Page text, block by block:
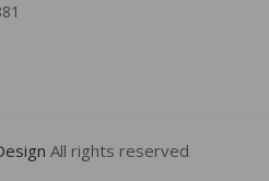
All rights reserved